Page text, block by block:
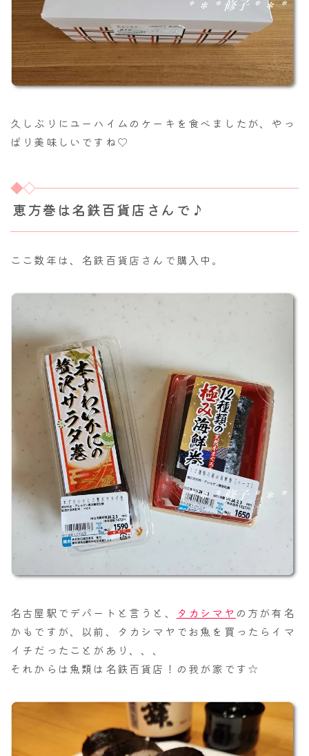
久しぶりにユーハイムのケーキを食べましたが、やっ
ぱり美味しいですね♡
恵方巻は名鉄百貨店さんで♪
ここ数年は、名鉄百貨店さんで購入中。
名古屋駅でデパートと言うと、 タカシマヤ の方が有名
かもですが、以前、タカシマヤでお魚を買ったらイマ
イチだったことがあり、、、
それからは魚類は名鉄百貨店！の我が家です☆